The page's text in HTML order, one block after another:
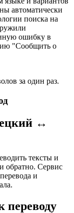
автоматически
поиска на
ошибку в
"Сообщить о
за один раз.
↔
тексты и
и обратно. Сервис
и
переводу